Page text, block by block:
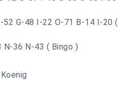
52 G-48 I-22 O-71 B-14 I-20 (
36 N-43 ( Bingo )